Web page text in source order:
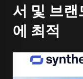
서 및 브랜
에 최적